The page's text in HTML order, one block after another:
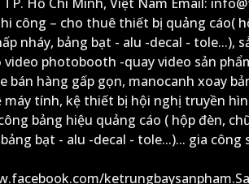
công – cho thuê thiết bị quảng cáo(
nháy, bảng bạt - alu -decal - tole...),
photobooth -quay video sản
bán hàng gấp gọn, manocanh xoay
tính, kệ thiết bị hội nghị truyền
bảng hiệu quảng cáo ( hộp đèn,
bạt - alu -decal - tole...)... gia